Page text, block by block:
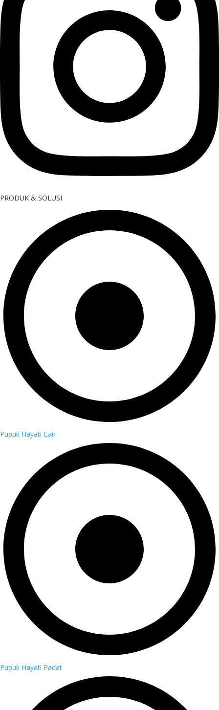
PRODUK & SOLUSI
Pupuk Hayati Cair
Pupuk Hayati Padat